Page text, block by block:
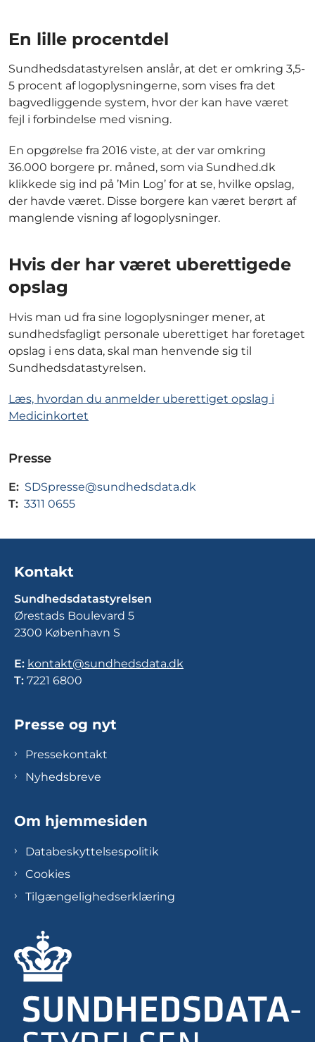
En lille procentdel
Sundhedsdatastyrelsen anslår, at det er omkring 3,5-
5 procent af logoplysningerne, som vises fra det
bagvedliggende system, hvor der kan have været
fejl i forbindelse med visning.
En opgørelse fra 2016 viste, at der var omkring
36.000 borgere pr. måned, som via Sundhed.dk
klikkede sig ind på ’Min Log’ for at se, hvilke opslag,
der havde været. Disse borgere kan været berørt af
manglende visning af logoplysninger.
Hvis der har været uberettigede
opslag
Hvis man ud fra sine logoplysninger mener, at
sundhedsfagligt personale uberettiget har foretaget
opslag i ens data, skal man henvende sig til
Sundhedsdatastyrelsen.
Læs, hvordan du anmelder uberettiget opslag i
Medicinkortet
Presse
E: SDSpresse@sundhedsdata.dk
T: 3311 0655
Kontakt
Sundhedsdatastyrelsen
Ørestads Boulevard 5
2300 København S
E: kontakt@sundhedsdata.dk
T: 7221 6800
Presse og nyt
Pressekontakt
Nyhedsbreve
Om hjemmesiden
Databeskyttelsespolitik
Cookies
Tilgængelighedserklæring